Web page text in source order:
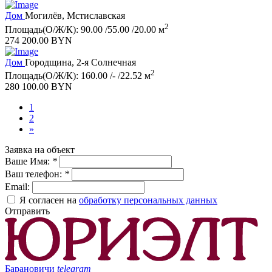
Дом Могилёв, Мстиславская
Площадь(О/Ж/К): 90.00 /55.00 /20.00 м2
274 200.00 BYN
Дом Городщина, 2-я Солнечная
Площадь(О/Ж/К): 160.00 /- /22.52 м2
280 100.00 BYN
1
2
»
Заявка на объект
Ваше Имя: *
Ваш телефон: *
Email:
Я согласен на обработку персональных данных
Отправить
Барановичи telegram